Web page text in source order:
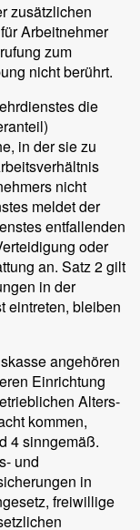
zusätzlichen
Arbeitnehmer
zum
nicht berührt.
die
in der sie zu
nicht
meldet der
entfallenden
oder
an. Satz 2 gilt
in der
eintreten, bleiben
angehören
Einrichtung
Alters-
kommen,
4 sinngemäß.
und
in
freiwillige